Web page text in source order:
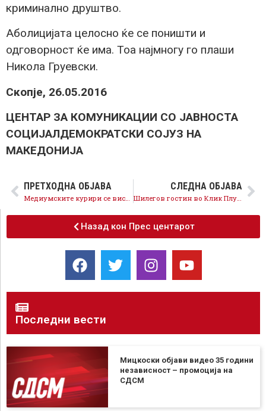
криминално друштво.
Аболицијата целосно ќе се поништи и
одговорност ќе има. Тоа најмногу го плаши
Никола Груевски.
Скопје, 26.05.2016
ЦЕНТАР ЗА КОМУНИКАЦИИ СО ЈАВНОСТА
СОЦИЈАЛДЕМОКРАТСКИ СОЈУЗ НА
МАКЕДОНИЈА
ПРЕТХОДНА ОБЈАВА
Медиумските курири се вистински платеници, затоа молчат за богатењето на Никола Груевски
СЛЕДНА ОБЈАВА
Шилегов гостин во Клик Плус на ТВ 21
Назад кон Прес центарот
Последни вести
Мицкоски објави видео 35 години
независност – промоција на
СДСМ